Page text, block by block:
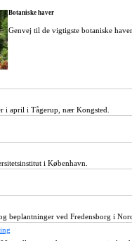
Botaniske haver
Genvej til de vigtigste botaniske
i april i Tågerup, nær Kongsted.
i København.
beplantninger ved Fredensborg i